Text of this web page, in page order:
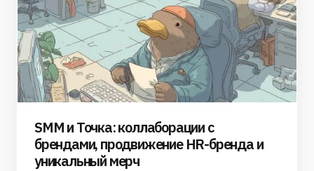
SMM и Точка: коллаборации с
брендами, продвижение HR-бренда и
уникальный мерч